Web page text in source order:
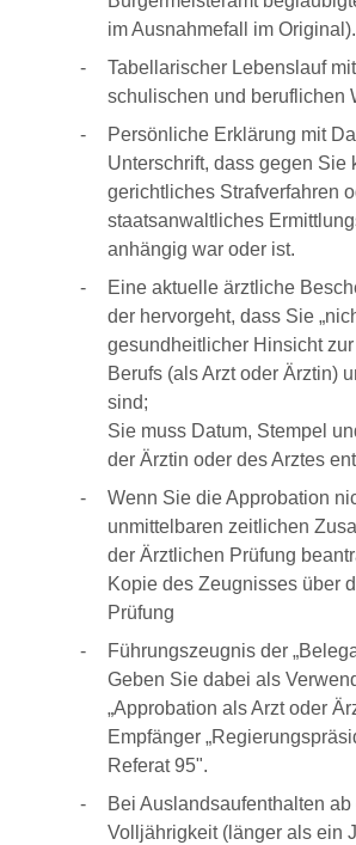
im Ausnahmefall im Original).
Tabellarischer Lebenslauf
schulischen und beruflichen
Persönliche Erklärung mit
Unterschrift, dass gegen Sie
gerichtliches Strafverfahren
staatsanwaltliches
anhängig war oder ist.
Eine aktuelle ärztliche
der hervorgeht, dass Sie
gesundheitlicher Hinsicht
Berufs (als Arzt oder Ärztin)
sind;
Sie muss Datum, Stempel
der Ärztin oder des Arztes
Wenn Sie die Approbation
unmittelbaren zeitlichen
der Ärztlichen Prüfung
Kopie des Zeugnisses über
Prüfung
Führungszeugnis der
Geben Sie dabei als
„Approbation als Arzt oder
Empfänger
Referat 95".
Bei Auslandsaufenthalten ab
Volljährigkeit (länger als ein